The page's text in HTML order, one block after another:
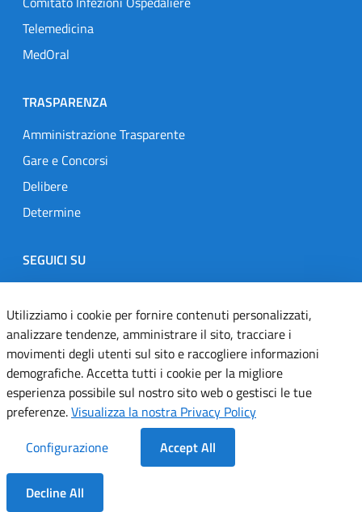
Telemedicina
MedOral
TRASPARENZA
Amministrazione Trasparente
Gare e Concorsi
Delibere
Determine
SEGUICI SU
Designers Italia
TwitterInstagramYoutubeLinkedin
Dichiarazione di accessibilità
Informativa cookie
Note legali
Servizi Applicativi
Utilizziamo i cookie per fornire contenuti personalizzati,
analizzare tendenze, amministrare il sito, tracciare i
movimenti degli utenti sul sito e raccogliere informazioni
demografiche. Accetta tutti i cookie per la migliore
esperienza possibile sul nostro sito web o gestisci le tue
preferenze.Visualizza la nostra Privacy Policy
Configurazione
Accept All
Decline All